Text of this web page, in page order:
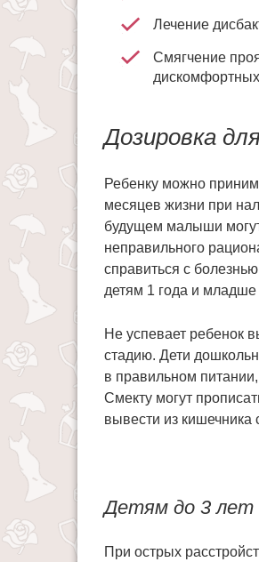
Лечение
Смягчение
Дозировка
Ребенку можно
месяцев жизни при
будущем малыши
неправильного
справиться с
детям 1 года и
Не успевает ребенок
стадию. Дети
в правильном
Смекту могут
вывести из
Детям до 3 лет
При острых